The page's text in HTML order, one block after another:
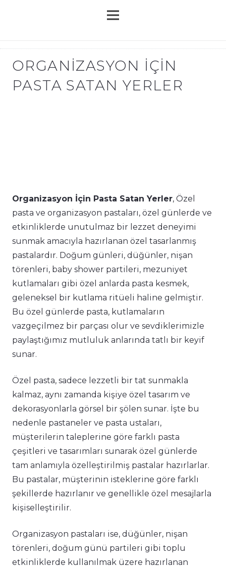
ORGANIZASYON İÇIN
PASTA SATAN YERLER
Organizasyon İçin Pasta Satan Yerler, Özel
pasta ve organizasyon pastaları, özel günlerde ve
etkinliklerde unutulmaz bir lezzet deneyimi
sunmak amacıyla hazırlanan özel tasarlanmış
pastalardır. Doğum günleri, düğünler, nişan
törenleri, baby shower partileri, mezuniyet
kutlamaları gibi özel anlarda pasta kesmek,
geleneksel bir kutlama ritüeli haline gelmiştir.
Bu özel günlerde pasta, kutlamaların
vazgeçilmez bir parçası olur ve sevdiklerimizle
paylaştığımız mutluluk anlarında tatlı bir keyif
sunar.
Özel pasta, sadece lezzetli bir tat sunmakla
kalmaz, aynı zamanda kişiye özel tasarım ve
dekorasyonlarla görsel bir şölen sunar. İşte bu
nedenle pastaneler ve pasta ustaları,
müşterilerin taleplerine göre farklı pasta
çeşitleri ve tasarımları sunarak özel günlerde
tam anlamıyla özelleştirilmiş pastalar hazırlarlar.
Bu pastalar, müşterinin isteklerine göre farklı
şekillerde hazırlanır ve genellikle özel mesajlarla
kişiselleştirilir.
Organizasyon pastaları ise, düğünler, nişan
törenleri, doğum günü partileri gibi toplu
etkinliklerde kullanılmak üzere hazırlanan